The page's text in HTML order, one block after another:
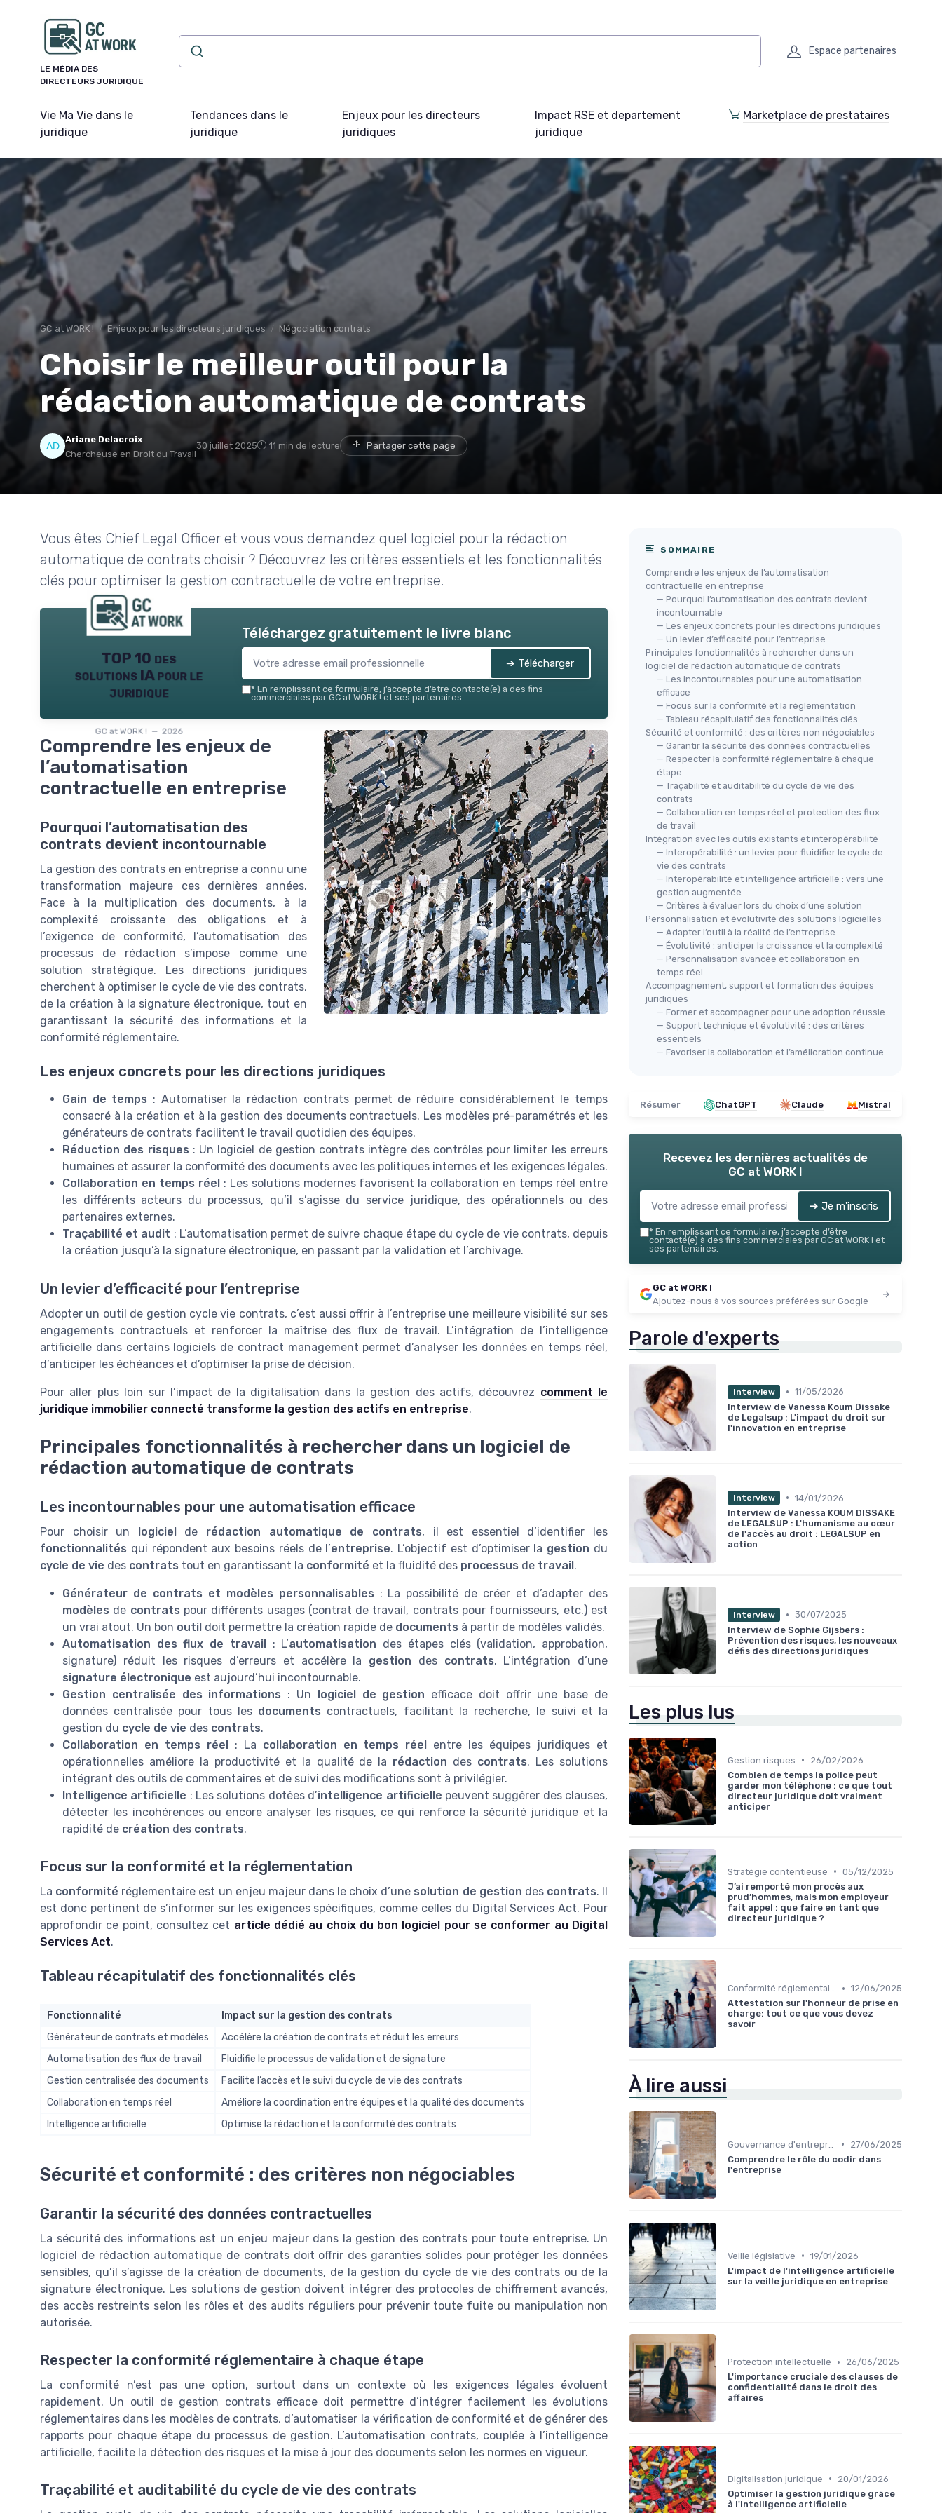
LE MÉDIA DES
DIRECTEURS JURIDIQUE
Espace partenaires
Vie Ma Vie dans le
juridique
Tendances dans le
juridique
Enjeux pour les directeurs
juridiques
Impact RSE et departement
juridique
Marketplace de prestataires
GC at WORK ! Enjeux pour les directeurs juridiques Négociation contrats
Choisir le meilleur outil pour la
rédaction automatique de contrats
Ariane Delacroix
Chercheuse en Droit du Travail
30 juillet 2025 11 min de lecture Partager cette page
Vous êtes Chief Legal Officer et vous vous demandez quel logiciel pour la rédaction
automatique de contrats choisir ? Découvrez les critères essentiels et les fonctionnalités
clés pour optimiser la gestion contractuelle de votre entreprise.
TOP 10 des
solutions IA pour le
juridique
GC at WORK ! — 2026
Téléchargez gratuitement le livre blanc
➔ Télécharger
* En remplissant ce formulaire, j’accepte d’être contacté(e) à des fins
commerciales par GC at WORK ! et ses partenaires.
Comprendre les enjeux de
l’automatisation
contractuelle en entreprise
Pourquoi l’automatisation des
contrats devient incontournable
La gestion des contrats en entreprise a connu une
transformation majeure ces dernières années.
Face à la multiplication des documents, à la
complexité croissante des obligations et à
l’exigence de conformité, l’automatisation des
processus de rédaction s’impose comme une
solution stratégique. Les directions juridiques
cherchent à optimiser le cycle de vie des contrats,
de la création à la signature électronique, tout en
garantissant la sécurité des informations et la
conformité réglementaire.
Les enjeux concrets pour les directions juridiques
Gain de temps : Automatiser la rédaction contrats permet de réduire considérablement le temps
consacré à la création et à la gestion des documents contractuels. Les modèles pré-paramétrés et les
générateurs de contrats facilitent le travail quotidien des équipes.
Réduction des risques : Un logiciel de gestion contrats intègre des contrôles pour limiter les erreurs
humaines et assurer la conformité des documents avec les politiques internes et les exigences légales.
Collaboration en temps réel : Les solutions modernes favorisent la collaboration en temps réel entre
les différents acteurs du processus, qu’il s’agisse du service juridique, des opérationnels ou des
partenaires externes.
Traçabilité et audit : L’automatisation permet de suivre chaque étape du cycle de vie contrats, depuis
la création jusqu’à la signature électronique, en passant par la validation et l’archivage.
Un levier d’efficacité pour l’entreprise
Adopter un outil de gestion cycle vie contrats, c’est aussi offrir à l’entreprise une meilleure visibilité sur ses
engagements contractuels et renforcer la maîtrise des flux de travail. L’intégration de l’intelligence
artificielle dans certains logiciels de contract management permet d’analyser les données en temps réel,
d’anticiper les échéances et d’optimiser la prise de décision.
Pour aller plus loin sur l’impact de la digitalisation dans la gestion des actifs, découvrez comment le
juridique immobilier connecté transforme la gestion des actifs en entreprise.
Principales fonctionnalités à rechercher dans un logiciel de
rédaction automatique de contrats
Les incontournables pour une automatisation efficace
Pour choisir un logicielde rédaction automatique de contrats, il est essentiel d’identifier les
fonctionnalités qui répondent aux besoins réels de l’entreprise. L’objectif est d’optimiser la gestion du
cycle de vie des contrats tout en garantissant la conformité et la fluidité des processus de travail.
Générateur de contrats et modèles personnalisables : La possibilité de créer et d’adapter des
modèles de contrats pour différents usages (contrat de travail, contrats pour fournisseurs, etc.) est
un vrai atout. Un bon outil doit permettre la création rapide de documents à partir de modèles validés.
Automatisation des flux de travail: L’automatisation des étapes clés (validation, approbation,
signature) réduit les risques d’erreurs et accélère la gestion des contrats. L’intégration d’une
signature électronique est aujourd’hui incontournable.
Gestion centralisée des informations : Un logiciel de gestion efficace doit offrir une base de
données centralisée pour tous les documents contractuels, facilitant la recherche, le suivi et la
gestion du cycle de vie des contrats.
Collaboration en temps réel: La collaboration en temps réel entre les équipes juridiques et
opérationnelles améliore la productivité et la qualité de la rédaction des contrats. Les solutions
intégrant des outils de commentaires et de suivi des modifications sont à privilégier.
Intelligence artificielle : Les solutions dotées d’intelligence artificielle peuvent suggérer des clauses,
détecter les incohérences ou encore analyser les risques, ce qui renforce la sécurité juridique et la
rapidité de création des contrats.
Focus sur la conformité et la réglementation
La conformité réglementaire est un enjeu majeur dans le choix d’une solution de gestion des contrats. Il
est donc pertinent de s’informer sur les exigences spécifiques, comme celles du Digital Services Act. Pour
approfondir ce point, consultez cet article dédié au choix du bon logiciel pour se conformer au Digital
Services Act.
Tableau récapitulatif des fonctionnalités clés
Fonctionnalité
Impact sur la gestion des contrats
Générateur de contrats et modèles
Accélère la création de contrats et réduit les erreurs
Automatisation des flux de travail
Fluidifie le processus de validation et de signature
Gestion centralisée des documents
Facilite l’accès et le suivi du cycle de vie des contrats
Collaboration en temps réel
Améliore la coordination entre équipes et la qualité des documents
Intelligence artificielle
Optimise la rédaction et la conformité des contrats
Sécurité et conformité : des critères non négociables
Garantir la sécurité des données contractuelles
La sécurité des informations est un enjeu majeur dans la gestion des contrats pour toute entreprise. Un
logiciel de rédaction automatique de contrats doit offrir des garanties solides pour protéger les données
sensibles, qu’il s’agisse de la création de documents, de la gestion du cycle de vie des contrats ou de la
signature électronique. Les solutions de gestion doivent intégrer des protocoles de chiffrement avancés,
des accès restreints selon les rôles et des audits réguliers pour prévenir toute fuite ou manipulation non
autorisée.
Respecter la conformité réglementaire à chaque étape
La conformité n’est pas une option, surtout dans un contexte où les exigences légales évoluent
rapidement. Un outil de gestion contrats efficace doit permettre d’intégrer facilement les évolutions
réglementaires dans les modèles de contrats, d’automatiser la vérification de conformité et de générer des
rapports pour chaque étape du processus de gestion. L’automatisation contrats, couplée à l’intelligence
artificielle, facilite la détection des risques et la mise à jour des documents selon les normes en vigueur.
Traçabilité et auditabilité du cycle de vie des contrats
SOMMAIRE
Comprendre les enjeux de l’automatisation
contractuelle en entreprise
— Pourquoi l’automatisation des contrats devient
incontournable
— Les enjeux concrets pour les directions juridiques
— Un levier d’efficacité pour l’entreprise
Principales fonctionnalités à rechercher dans un
logiciel de rédaction automatique de contrats
— Les incontournables pour une automatisation
efficace
— Focus sur la conformité et la réglementation
— Tableau récapitulatif des fonctionnalités clés
Sécurité et conformité : des critères non négociables
— Garantir la sécurité des données contractuelles
— Respecter la conformité réglementaire à chaque
étape
— Traçabilité et auditabilité du cycle de vie des
contrats
— Collaboration en temps réel et protection des flux
de travail
Intégration avec les outils existants et interopérabilité
— Interopérabilité : un levier pour fluidifier le cycle de
vie des contrats
— Interopérabilité et intelligence artificielle : vers une
gestion augmentée
— Critères à évaluer lors du choix d’une solution
Personnalisation et évolutivité des solutions logicielles
— Adapter l’outil à la réalité de l’entreprise
— Évolutivité : anticiper la croissance et la complexité
— Personnalisation avancée et collaboration en
temps réel
Accompagnement, support et formation des équipes
juridiques
— Former et accompagner pour une adoption réussie
— Support technique et évolutivité : des critères
essentiels
— Favoriser la collaboration et l’amélioration continue
Résumer ChatGPT Claude Mistral
Recevez les dernières actualités de
GC at WORK !
➔ Je m'inscris
* En remplissant ce formulaire, j’accepte d’être
contacté(e) à des fins commerciales par GC at WORK ! et
ses partenaires.
GC at WORK !
Ajoutez-nous à vos sources préférées sur Google
Parole d'experts
Interview • 11/05/2026
Interview de Vanessa Koum Dissake
de Legalsup : L'impact du droit sur
l'innovation en entreprise
Interview • 14/01/2026
Interview de Vanessa KOUM DISSAKE
de LEGALSUP : L'humanisme au cœur
de l'accès au droit : LEGALSUP en
action
Interview • 30/07/2025
Interview de Sophie Gijsbers :
Prévention des risques, les nouveaux
défis des directions juridiques
Les plus lus
Gestion risques •
26/02/2026
Combien de temps la police peut
garder mon téléphone : ce que tout
directeur juridique doit vraiment
anticiper
Stratégie contentieuse • 05/12/2025
J’ai remporté mon procès aux
prud’hommes, mais mon employeur
fait appel : que faire en tant que
directeur juridique ?
Conformité réglementaire • 12/06/2025
Attestation sur l'honneur de prise en
charge: tout ce que vous devez
savoir
À lire aussi
•
27/06/2025
Comprendre le rôle du codir dans
l'entreprise
Veille législative • 19/01/2026
L'impact de l'intelligence artificielle
sur la veille juridique en entreprise
Protection intellectuelle •
26/06/2025
L'importance cruciale des clauses de
confidentialité dans le droit des
affaires
Digitalisation juridique •
20/01/2026
Optimiser la gestion juridique grâce
à l'intelligence artificielle